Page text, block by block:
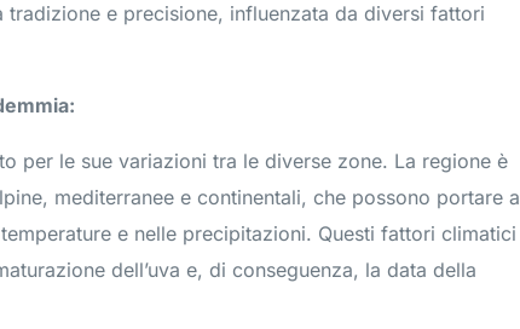
tradizione e precisione, influenzata da diversi fattori
per le sue variazioni tra le diverse zone. La regione è
mediterranee e continentali, che possono portare a
e nelle precipitazioni. Questi fattori climatici
dell’uva e, di conseguenza, la data della